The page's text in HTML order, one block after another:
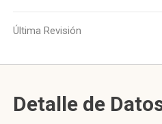
Última Revisión
Detalle de